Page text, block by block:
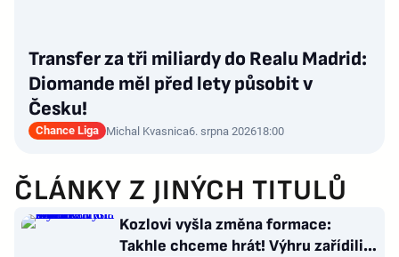
Transfer za tři miliardy do Realu Madrid:
Diomande měl před lety působit v
Česku!
Chance Liga Michal Kvasnica6. srpna 202618:00
ČLÁNKY Z JINÝCH TITULŮ
Kozlovi vyšla změna formace:
Takhle chceme hrát! Výhru zařídili